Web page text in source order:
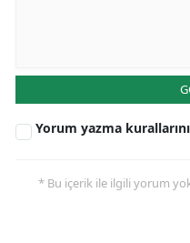
Yorum yazma kurallarını
* Bu içerik ile ilgili yorum